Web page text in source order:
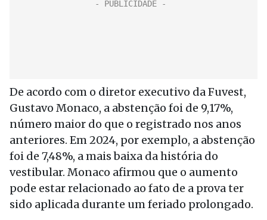
De acordo com o diretor executivo da Fuvest,
Gustavo Monaco, a abstenção foi de 9,17%,
número maior do que o registrado nos anos
anteriores. Em 2024, por exemplo, a abstenção
foi de 7,48%, a mais baixa da história do
vestibular. Monaco afirmou que o aumento
pode estar relacionado ao fato de a prova ter
sido aplicada durante um feriado prolongado.